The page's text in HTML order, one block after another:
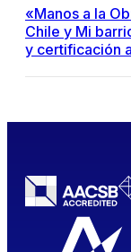
«Manos a la
Chile y Mi
y certificación